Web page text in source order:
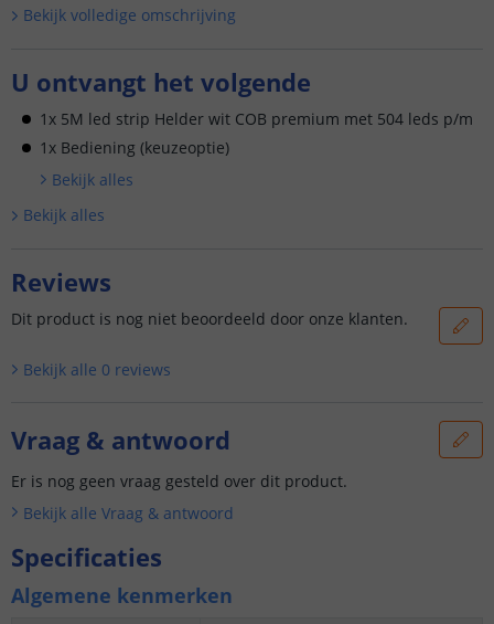
Bekijk volledige omschrijving
U ontvangt het volgende
1x 5M led strip Helder wit COB premium met 504 leds p/m
1x Bediening (keuzeoptie)
Bekijk alles
Bekijk alles
Reviews
Dit product is nog niet beoordeeld door onze klanten.
Bekijk alle 0 reviews
Vraag & antwoord
Er is nog geen vraag gesteld over dit product.
Bekijk alle Vraag & antwoord
Specificaties
Algemene kenmerken